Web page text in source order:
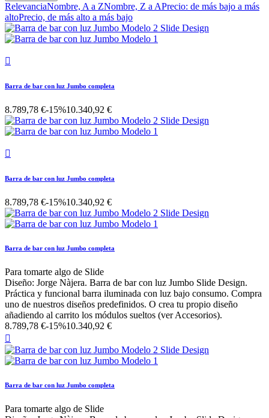
RelevanciaNombre, A a ZNombre, Z a APrecio: de más bajo a más
altoPrecio, de más alto a más bajo

Barra de bar con luz Jumbo completa
8.789,78 €-15%10.340,92 €

Barra de bar con luz Jumbo completa
8.789,78 €-15%10.340,92 €
Barra de bar con luz Jumbo completa
Para tomarte algo de Slide
Diseño: Jorge Nàjera. Barra de bar con luz Jumbo Slide Design.
Práctica y funcional barra iluminada con luz bajo consumo. Compra
uno de nuestros diseños predefinidos. O crea tu propio diseño
añadiendo al carrito los módulos sueltos (ver Accesorios).
8.789,78 €-15%10.340,92 €

Barra de bar con luz Jumbo completa
Para tomarte algo de Slide